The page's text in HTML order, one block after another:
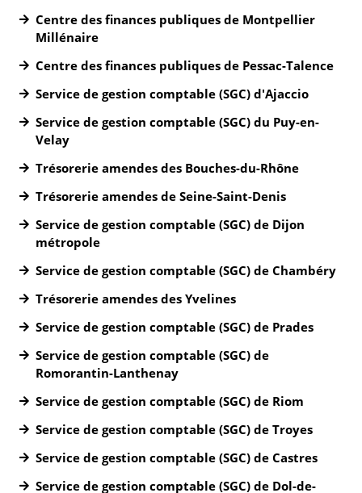
Centre des finances publiques de Montpellier
Millénaire
Centre des finances publiques de Pessac-Talence
Service de gestion comptable (SGC) d'Ajaccio
Service de gestion comptable (SGC) du Puy-en-
Velay
Trésorerie amendes des Bouches-du-Rhône
Trésorerie amendes de Seine-Saint-Denis
Service de gestion comptable (SGC) de Dijon
métropole
Service de gestion comptable (SGC) de Chambéry
Trésorerie amendes des Yvelines
Service de gestion comptable (SGC) de Prades
Service de gestion comptable (SGC) de
Romorantin-Lanthenay
Service de gestion comptable (SGC) de Riom
Service de gestion comptable (SGC) de Troyes
Service de gestion comptable (SGC) de Castres
Service de gestion comptable (SGC) de Dol-de-